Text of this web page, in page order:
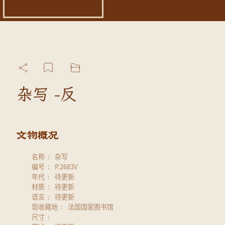
杂写 -反
名称
杂写
编号
P.2683V
年代
待更新
材质
待更新
语言
待更新
现收藏地
法国国家图书馆
尺寸